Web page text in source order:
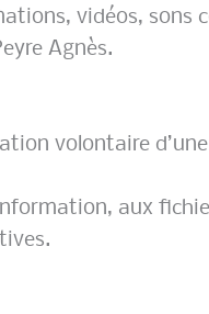
vidéos, sons
Agnès.
volontaire
aux